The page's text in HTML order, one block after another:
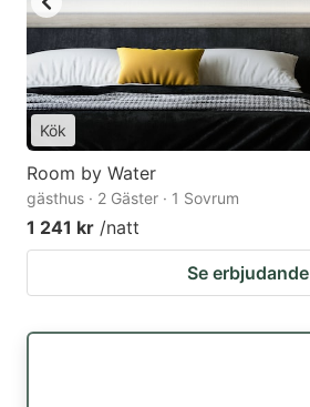
Kök
Room by Water
gästhus · 2 Gäster · 1 Sovrum
1 241 kr /natt
Se erbjudande